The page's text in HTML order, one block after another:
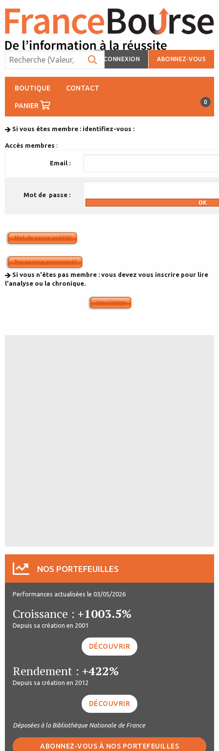
CONNEXION ABONNEZ-VOUS
BOUTIQUE CONTACT
PANIER 0
Si vous êtes membre : identifiez-vous :
Accès membres :
Email :
Mot de passe :
Mot de passe oublié?
Pas encore enregistré?
Si vous n'êtes pas membre : vous devez vous inscrire pour lire
l'analyse ou la chronique.
Inscription
NOS PORTEFEUILLES
Performances actualisées le 03/05/2026
Croissance : +1003.5%
Depuis sa création en 2001
DÉCOUVRIR
Rendement : +422%
Depuis sa création en 2012
DÉCOUVRIR
Déposées à la Bibliothèque Nationale de France
ABONNEZ-VOUS À NOS PORTEFEUILLES